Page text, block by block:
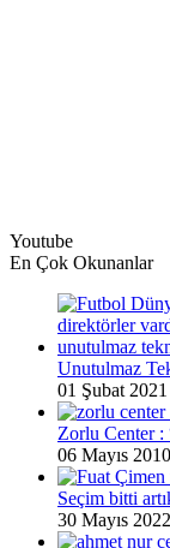
Youtube
En Çok Okunanlar
Unutulmaz
01 Şubat 2021
Zorlu Center :
06 Mayıs 2010
Seçim bitti
30 Mayıs 2022